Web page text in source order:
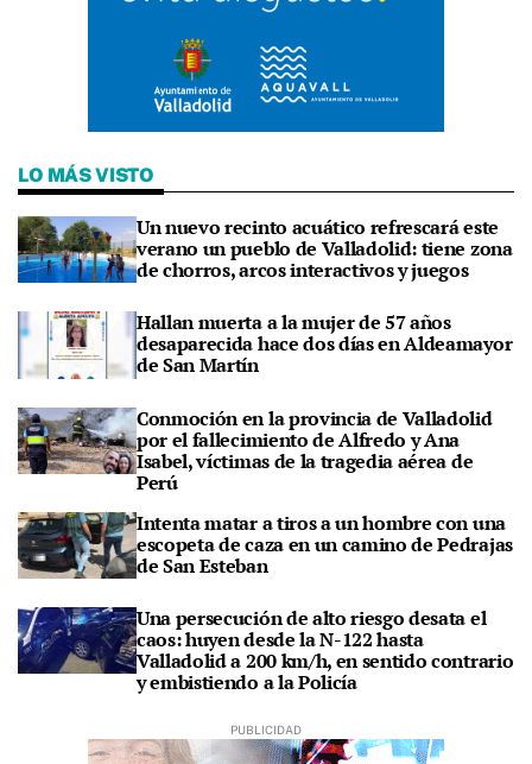
LO MÁS VISTO
Un nuevo recinto acuático refrescará este
verano un pueblo de Valladolid: tiene zona
de chorros, arcos interactivos y juegos
Hallan muerta a la mujer de 57 años
desaparecida hace dos días en Aldeamayor
de San Martín
Conmoción en la provincia de Valladolid
por el fallecimiento de Alfredo y Ana
Isabel, víctimas de la tragedia aérea de
Perú
Intenta matar a tiros a un hombre con una
escopeta de caza en un camino de Pedrajas
de San Esteban
Una persecución de alto riesgo desata el
caos: huyen desde la N-122 hasta
Valladolid a 200 km/h, en sentido contrario
y embistiendo a la Policía